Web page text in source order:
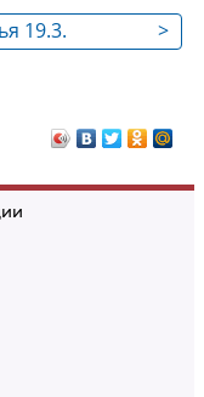
>
19.3.